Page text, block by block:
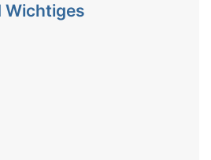
Wichtiges